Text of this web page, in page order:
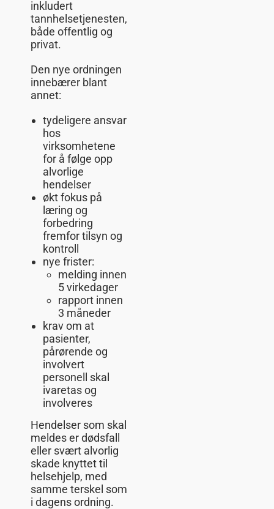
inkludert
tannhelsetjenesten,
både offentlig og
privat.
Den nye ordningen
innebærer blant
annet:
tydeligere ansvar
hos
virksomhetene
for å følge opp
alvorlige
hendelser
økt fokus på
læring og
forbedring
fremfor tilsyn og
kontroll
nye frister:
melding innen
5 virkedager
rapport innen
3 måneder
krav om at
pasienter,
pårørende og
involvert
personell skal
ivaretas og
involveres
Hendelser som skal
meldes er dødsfall
eller svært alvorlig
skade knyttet til
helsehjelp, med
samme terskel som
i dagens ordning.